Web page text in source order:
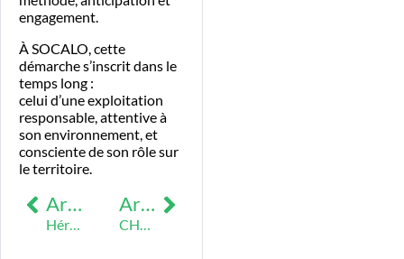
engagement.
À SOCALO, cette
démarche s’inscrit dans le
temps long :
celui d’une exploitation
responsable, attentive à
son environnement, et
consciente de son rôle sur
le territoire.
Article précédent
Héric Enrobé est de retour en production !
Article suivant
CHANTIER EN COURS Réaménagement de la place du Marché – Saint-Père-en-Retz